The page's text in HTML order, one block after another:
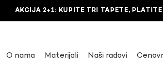
AKCIJA 2+1: KUPITE TRI TAPETE, PLATITE
O nama Materijali Naši radovi